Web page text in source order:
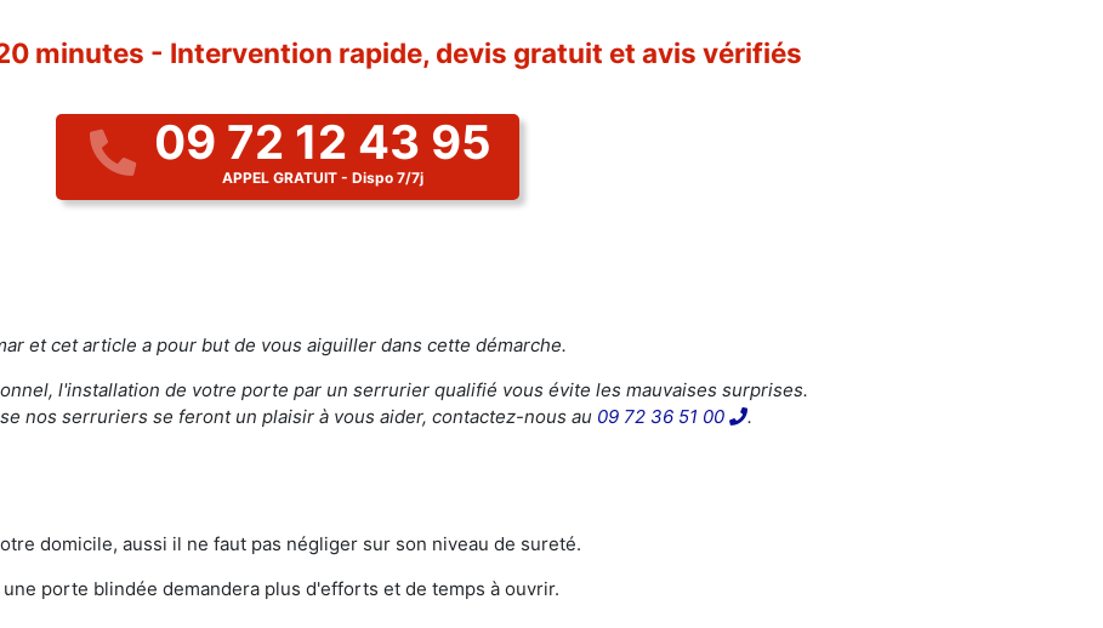
minutes - Intervention rapide, devis gratuit et avis vérifiés
09 72 12 43 95
APPEL GRATUIT - Dispo 7/7j
et cet article a pour but de vous aiguiller dans cette démarche.
l'installation de votre porte par un serrurier qualifié vous évite les mauvaises surprises.
nos serruriers se feront un plaisir à vous aider, contactez-nous au 09 72 36 51 00 .
domicile, aussi il ne faut pas négliger sur son niveau de sureté.
porte blindée demandera plus d'efforts et de temps à ouvrir.